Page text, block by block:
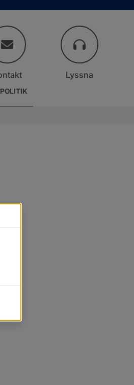
Lyssna